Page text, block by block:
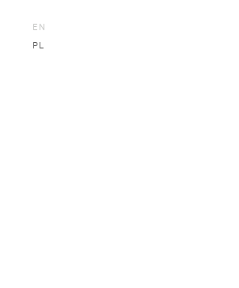
EN
PL